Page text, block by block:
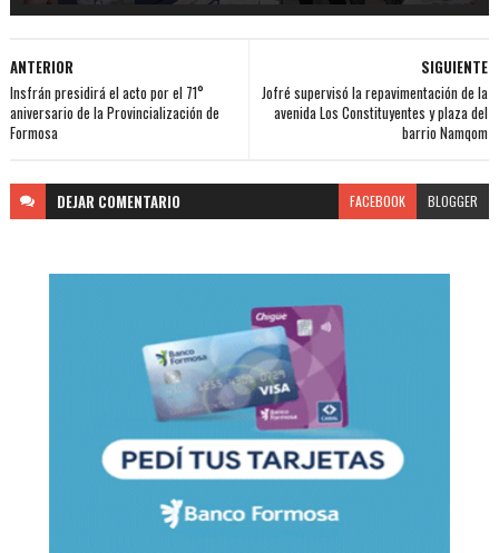
SIGUIENTE
Jofré supervisó la repavimentación de la
avenida Los Constituyentes y plaza del
barrio Namqom
ANTERIOR
Insfrán presidirá el acto por el 71°
aniversario de la Provincialización de
Formosa
DEJAR COMENTARIO FACEBOOK BLOGGER